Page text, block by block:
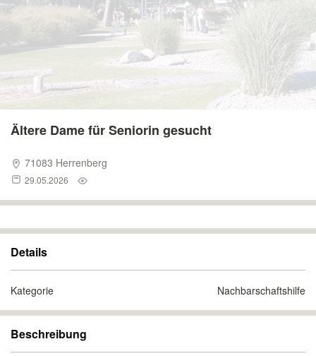
Ältere Dame für Seniorin gesucht
71083 Herrenberg
29.05.2026
Details
Kategorie Nachbarschaftshilfe
Beschreibung